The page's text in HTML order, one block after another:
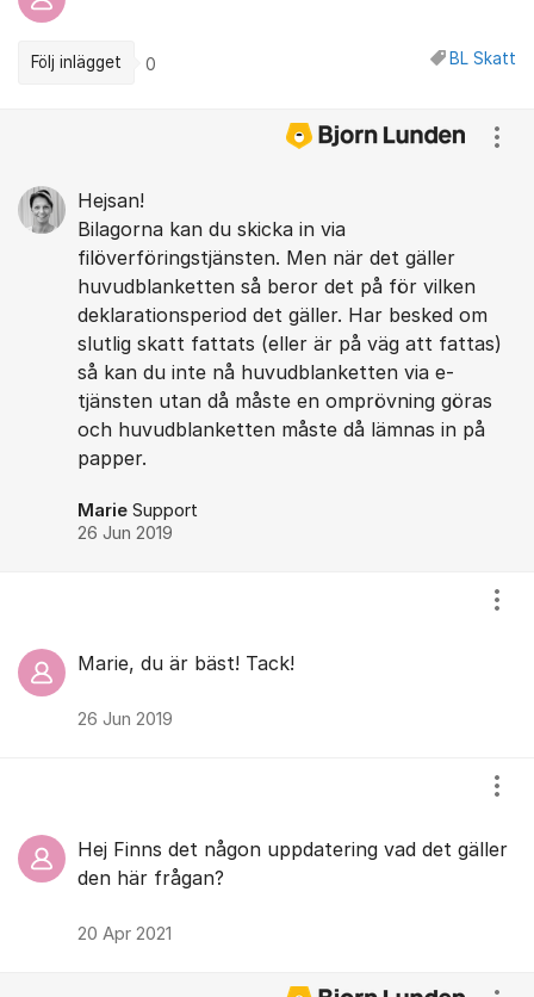
BL Skatt
Följ inlägget 0
Hejsan!
Bilagorna kan du skicka in via
filöverföringstjänsten. Men när det gäller
huvudblanketten så beror det på för vilken
deklarationsperiod det gäller. Har besked om
slutlig skatt fattats (eller är på väg att fattas)
så kan du inte nå huvudblanketten via e-
tjänsten utan då måste en omprövning göras
och huvudblanketten måste då lämnas in på
papper.
Marie Support
26 Jun 2019
Marie, du är bäst! Tack!
26 Jun 2019
Hej Finns det någon uppdatering vad det gäller
den här frågan?
20 Apr 2021